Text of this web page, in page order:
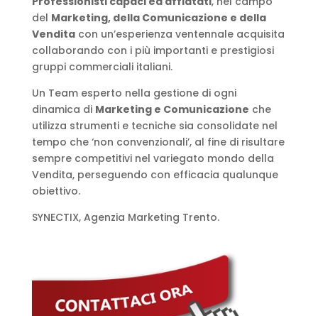
del Marketing, della Comunicazione e della
Venditacon un’esperienza ventennale acquisita
collaborando con i più importanti e prestigiosi
gruppi commerciali italiani.
Un Team esperto nella gestione di ogni
dinamica di Marketing e Comunicazione che
utilizza strumenti e tecniche sia consolidate nel
tempo che ‘non convenzionali’, al fine di risultare
sempre competitivi nel variegato mondo della
Vendita, perseguendo con efficacia qualunque
obiettivo.
SYNECTIX, Agenzia Marketing Trento.